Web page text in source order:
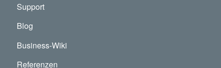
Support
Blog
Business-Wiki
Referenzen